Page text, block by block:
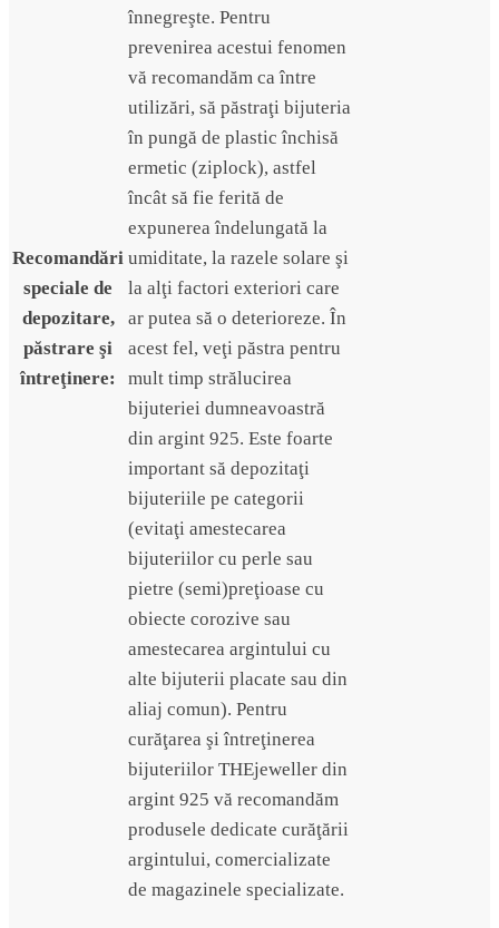
Recomandări
speciale de
depozitare,
păstrare şi
întreţinere:
înnegreşte. Pentru
prevenirea acestui fenomen
vă recomandăm ca între
utilizări, să păstraţi bijuteria
în pungă de plastic închisă
ermetic (ziplock), astfel
încât să fie ferită de
expunerea îndelungată la
umiditate, la razele solare şi
la alţi factori exteriori care
ar putea să o deterioreze. În
acest fel, veţi păstra pentru
mult timp strălucirea
bijuteriei dumneavoastră
din argint 925. Este foarte
important să depozitaţi
bijuteriile pe categorii
(evitaţi amestecarea
bijuteriilor cu perle sau
pietre (semi)preţioase cu
obiecte corozive sau
amestecarea argintului cu
alte bijuterii placate sau din
aliaj comun). Pentru
curăţarea şi întreţinerea
bijuteriilor THEjeweller din
argint 925 vă recomandăm
produsele dedicate curăţării
argintului, comercializate
de magazinele specializate.